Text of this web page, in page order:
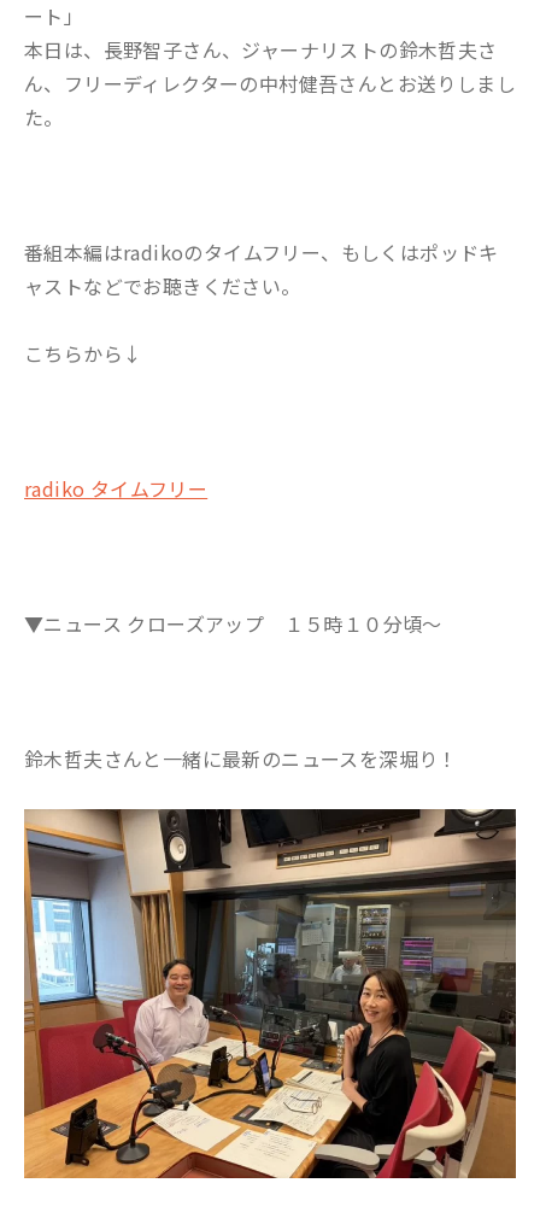
ート」
本日は、長野智子さん、ジャーナリストの鈴木哲夫さ
ん、フリーディレクターの中村健吾さんとお送りしまし
た。
番組本編はradikoのタイムフリー、もしくはポッドキ
ャストなどでお聴きください。
こちらから↓
radiko タイムフリー
▼ニュース クローズアップ １５時１０分頃～
鈴木哲夫さんと一緒に最新のニュースを深堀り ！